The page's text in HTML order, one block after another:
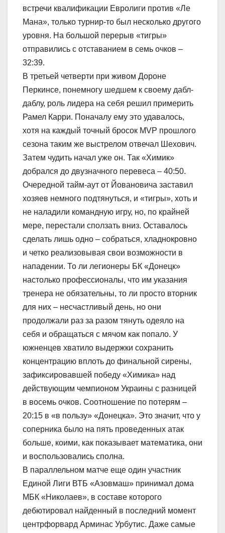
встречи квалификации Евролиги против «Ле
Мана», только турнир-то был несколько другого
уровня. На большой перерыв «тигры»
отправились с отставанием в семь очков –
32:39.
В третьей четверти при живом Дороне
Перкинсе, понемногу шедшем к своему дабл-
даблу, роль лидера на себя решил примерить
Рамел Карри. Поначалу ему это удавалось,
хотя на каждый точный бросок MVP прошлого
сезона таким же выстрелом отвечал Шехович.
Затем чудить начал уже он. Так «Химик»
добрался до двузначного перевеса – 40:50.
Очередной тайм-аут от Йовановича заставил
хозяев немного подтянуться, и «тигры», хоть и
не наладили командную игру, но, по крайней
мере, перестали сползать вниз. Оставалось
сделать лишь одно – собраться, хладнокровно
и четко реализовывая свои возможности в
нападении. То ли легионеры БК «Донецк»
настолько профессионалы, что им указания
тренера не обязательны, то ли просто вторник
для них – несчастливый день, но они
продолжали раз за разом тянуть одеяло на
себя и обращаться с мячом как попало. У
южненцев хватило выдержки сохранить
концентрацию вплоть до финальной сирены,
зафиксировавшей победу «Химика» над
действующим чемпионом Украины с разницей
в восемь очков. Соотношение по потерям –
20:15 в «в пользу» «Донецка». Это значит, что у
соперника было на пять проведенных атак
больше, коими, как показывает математика, они
и воспользовались сполна.
В параллельном матче еще один участник
Единой Лиги ВТБ «Азовмаш» принимал дома
МБК «Николаев», в составе которого
дебютировал найденный в последний момент
центрфорвард Арминас Урбутис. Даже самые